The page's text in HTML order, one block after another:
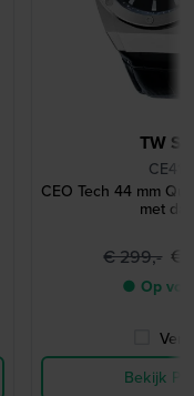
TW
CEO Tech 44 mm
met
€ 299,- €
● Op
Bekijk